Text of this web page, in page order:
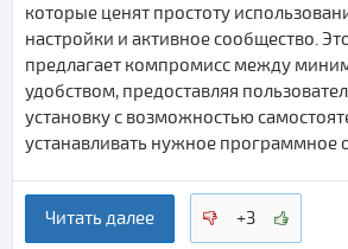
которые ценят простоту
настройки и активное сообщество.
предлагает компромисс между
удобством, предоставляя
установку с возможностью
устанавливать нужное программное
Читать далее +3